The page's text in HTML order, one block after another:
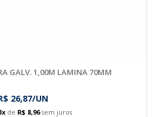
GALV. 1,00M LAMINA 70MM
26,87/UN
de R$ 8,96sem juros